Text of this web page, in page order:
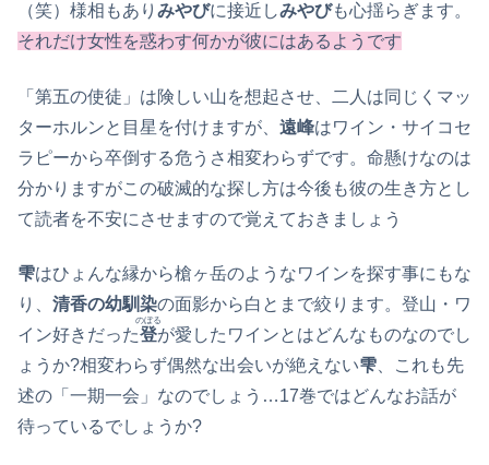
（笑）様相もあり みやびに接近しみやびも心揺らぎます。
それだけ女性を惑わす何かが彼にはあるようです
「第五の使徒」は険しい山を想起させ、二人は同じくマッ
ターホルンと目星を付けますが、 遠峰はワイン・サイコセ
ラピーから卒倒する危うさ相変わらずです。命懸けなのは
分かりますがこの破滅的な探し方は今後も彼の生き方とし
て読者を不安にさせますので覚えておきましょう
雫はひょんな縁から槍ヶ岳のようなワインを探す事にもな
り、 清香の幼馴染の面影から白とまで絞ります。登山・ワ
イン好きだった登
のぼる
が愛したワインとはどんなものなのでし
ょうか?相変わらず偶然な出会いが絶えない雫 、これも先
述の「一期一会」なのでしょう…17巻ではどんなお話が
待っているでしょうか?